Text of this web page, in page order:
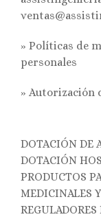
» Políticas de
personales
» Autorización
DOTACIÓN DE
DOTACIÓN
PRODUCTOS
MEDICINALES
REGULADORES